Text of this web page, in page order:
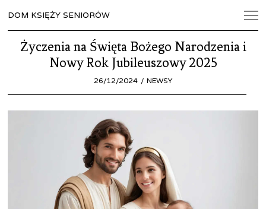
DOM KSIĘŻY SENIORÓW
Życzenia na Święta Bożego Narodzenia i
Nowy Rok Jubileuszowy 2025
POSTED
26/12/2024 26/12/2024
NEWSY